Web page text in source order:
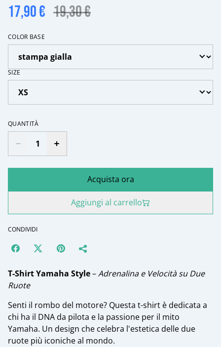
17,90 € 19,30 €
COLOR BASE
SIZE
QUANTITÀ
Acquista ora
Aggiungi al carrello
CONDIVIDI
T-Shirt Yamaha Style–Adrenalina e Velocità su Due
Ruote
​Senti il rombo del motore? Questa t-shirt è dedicata a
chi ha il DNA da pilota e la passione per il mito
Yamaha. Un design che celebra l'estetica delle due
ruote più iconiche al mondo.